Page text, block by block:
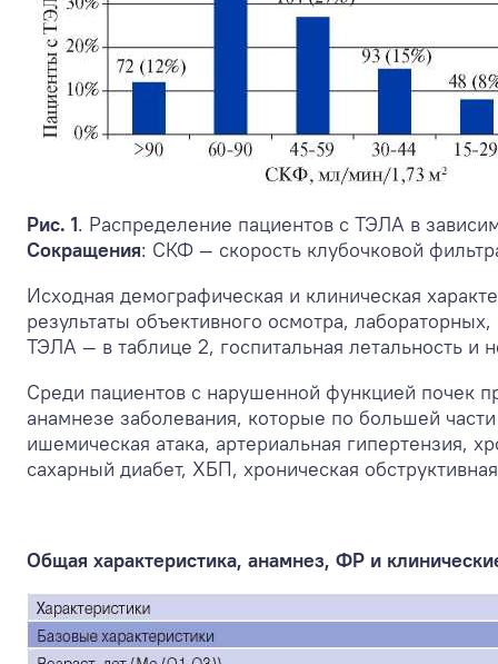
Рис. 1. Распределение пациентов с ТЭЛА в
Сокращения: СКФ — скорость клубочковой
Исходная демографическая и клиническая
результаты объективного осмотра,
ТЭЛА — в таблице 2, госпитальная летальность и
Среди пациентов с нарушенной функцией почек
анамнезе заболевания, которые по большей
ишемическая атака, артериальная гипертензия,
сахарный диабет, ХБП, хроническая
Общая характеристика, анамнез, ФР и